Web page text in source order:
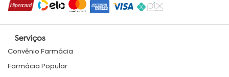
Serviços
Convênio Farmácia
Farmácia Popular